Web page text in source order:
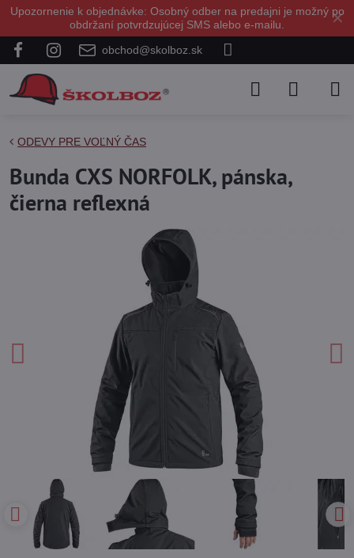
✕
Upozornenie k objednávke: Osobný odber na predajni je možný po
obdržaní potvrdzujúcej SMS alebo e-mailu.
obchod@skolboz.sk
ODEVY PRE VOĽNÝ ČAS
Bunda CXS NORFOLK, pánska,
čierna reflexná